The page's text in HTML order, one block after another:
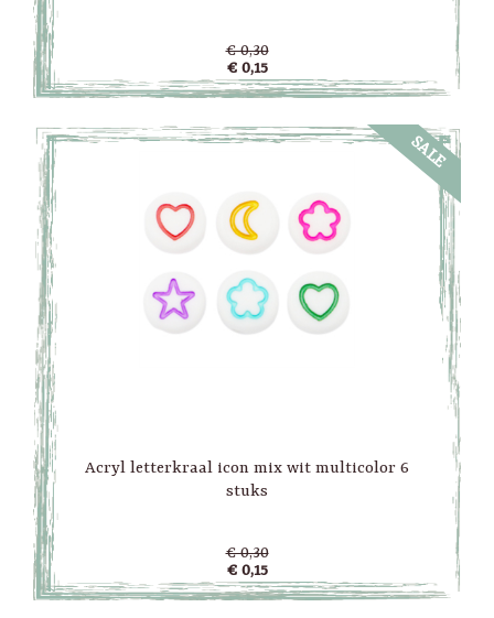
€ 0,30
€ 0,15
SALE
Acryl letterkraal icon mix wit multicolor 6
stuks
€ 0,30
€ 0,15